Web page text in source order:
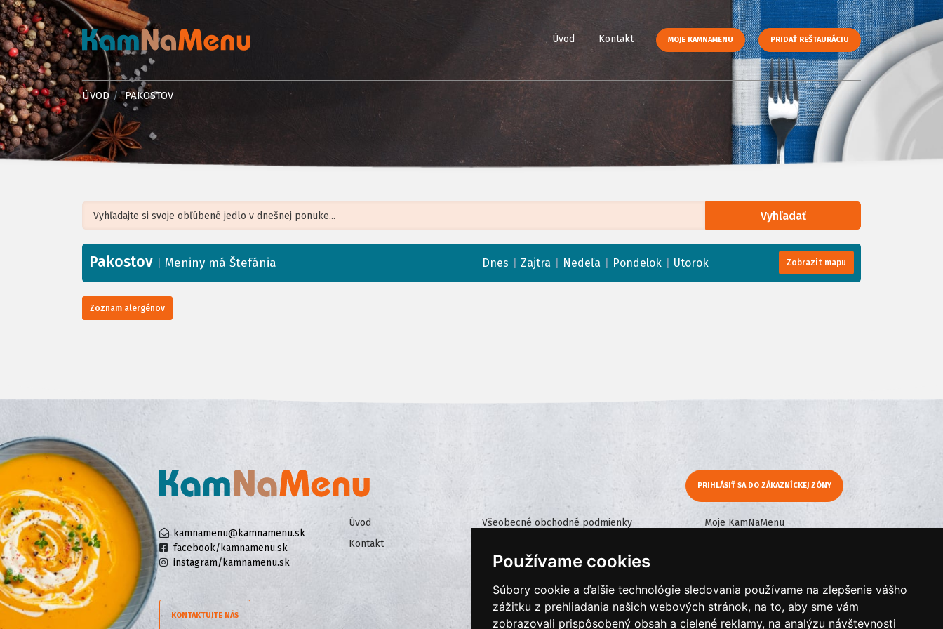
Používame cookies
Súbory cookie a ďalšie technológie sledovania používame na zlepšenie vášho
zážitku z prehliadania našich webových stránok, na to, aby sme vám
zobrazovali prispôsobený obsah a cielené reklamy, na analýzu návštevnosti
Úvod Kontakt MOJE KAMNAMENU PRIDAŤ REŠTAURÁCIU
ÚVOD PAKOSTOV
Vyhľadať
+
−
Pakostov Meniny má Štefánia Dnes Zajtra Nedeľa Pondelok Utorok Zobrazit mapu
Zoznam alergénov
kamnamenu@kamnamenu.sk
facebook/kamnamenu.sk
instagram/kamnamenu.sk
KONTAKTUJTE NÁS
PRIHLÁSIŤ SA DO ZÁKAZNÍCKEJ ZÓNY
Úvod
Kontakt
Všeobecné obchodné podmienky
Cookies
Moje KamNaMenu